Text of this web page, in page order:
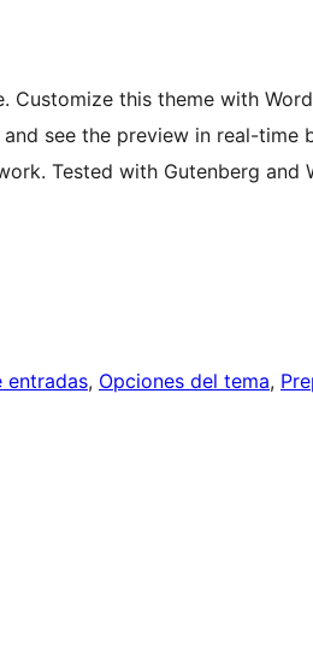
Customize this theme with
see the preview in real-time
Tested with Gutenberg and
entradas, Opciones del tema,